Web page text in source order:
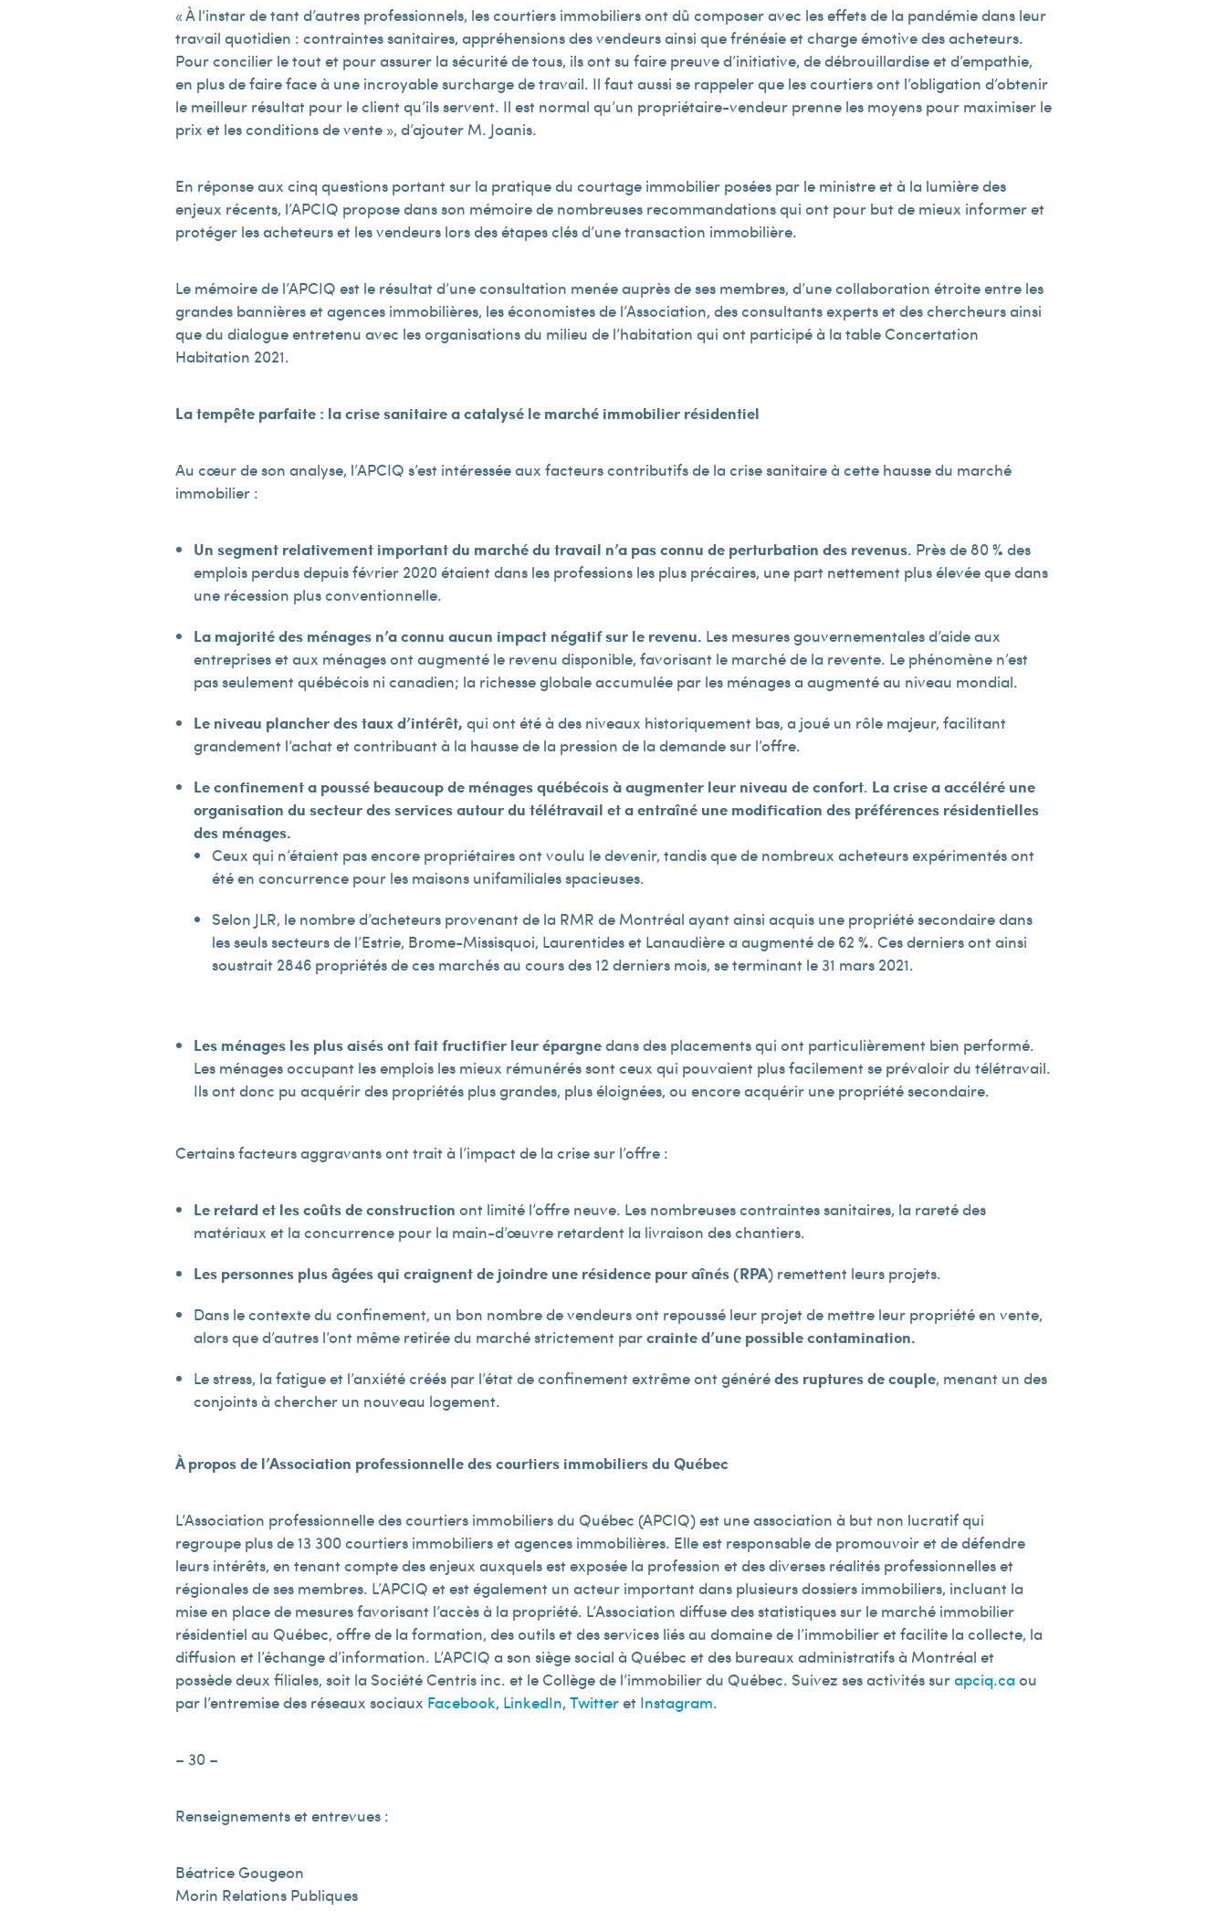
« À l‘instar de tant d’autres professionnels, les courtiers immobiliers ont dû composer avec les effets de la pandémie dans leur
travail quotidien : contraintes sanitaires, appréhensions des vendeurs ainsi que frénésie et charge émotive des acheteurs.
Pour concilier le tout et pour assurer la sécurité de tous, ils ont su faire preuve d’initiative, de débrouillardise et d’empathie,
en plus de faire face à une incroyable surcharge de travail. Il faut aussi se rappeler que les courtiers ont l’obligation d’obtenir
le meilleur résultat pour le client qu’ils servent. Il est normal qu’un propriétaire-vendeur prenne les moyens pour maximiser le
prix et les conditions de vente », d’ajouter M. Joanis.
En réponse aux cinq questions portant sur la pratique du courtage immobilier posées par le ministre et à la lumière des
enjeux récents, l’APCIQ propose dans son mémoire de nombreuses recommandations qui ont pour but de mieux informer et
protéger les acheteurs et les vendeurs lors des étapes clés d’une transaction immobilière.
Le mémoire de l’APCIQ est le résultat d’une consultation menée auprès de ses membres, d’une collaboration étroite entre les
grandes bannières et agences immobilières, les économistes de l’Association, des consultants experts et des chercheurs ainsi
que du dialogue entretenu avec les organisations du milieu de l’habitation qui ont participé à la table Concertation
Habitation 2021.
La tempête parfaite : la crise sanitaire a catalysé le marché immobilier résidentiel
Au cœur de son analyse, l’APCIQ s’est intéressée aux facteurs contributifs de la crise sanitaire à cette hausse du marché
immobilier :
Un segment relativement important du marché du travail n’a pas connu de perturbation des revenus. Près de 80 % des
emplois perdus depuis février 2020 étaient dans les professions les plus précaires, une part nettement plus élevée que dans
une récession plus conventionnelle.
La majorité des ménages n’a connu aucun impact négatif sur le revenu. Les mesures gouvernementales d’aide aux
entreprises et aux ménages ont augmenté le revenu disponible, favorisant le marché de la revente. Le phénomène n’est
pas seulement québécois ni canadien; la richesse globale accumulée par les ménages a augmenté au niveau mondial.
Le niveau plancher des taux d’intérêt, qui ont été à des niveaux historiquement bas, a joué un rôle majeur, facilitant
grandement l’achat et contribuant à la hausse de la pression de la demande sur l’offre.
Le confinement a poussé beaucoup de ménages québécois à augmenter leur niveau de confort. La crise a accéléré une
organisation du secteur des services autour du télétravail et a entraîné une modification des préférences résidentielles
des ménages.
Ceux qui n’étaient pas encore propriétaires ont voulu le devenir, tandis que de nombreux acheteurs expérimentés ont
été en concurrence pour les maisons unifamiliales spacieuses.
Selon JLR, le nombre d’acheteurs provenant de la RMR de Montréal ayant ainsi acquis une propriété secondaire dans
les seuls secteurs de l’Estrie, Brome-Missisquoi, Laurentides et Lanaudière a augmenté de 62 %. Ces derniers ont ainsi
soustrait 2 846 propriétés de ces marchés au cours des 12 derniers mois, se terminant le 31 mars 2021.
Les ménages les plus aisés ont fait fructifier leur épargnedans des placements qui ont particulièrement bien performé.
Les ménages occupant les emplois les mieux rémunérés sont ceux qui pouvaient plus facilement se prévaloir du télétravail.
Ils ont donc pu acquérir des propriétés plus grandes, plus éloignées, ou encore acquérir une propriété secondaire.
Certains facteurs aggravants ont trait à l’impact de la crise sur l’offre :
Le retard et les coûts de construction ont limité l’offre neuve. Les nombreuses contraintes sanitaires, la rareté des
matériaux et la concurrence pour la main-d’œuvre retardent la livraison des chantiers.
Les personnes plus âgées qui craignentde joindre une résidence pour aînés (RPA) remettent leurs projets.
Dans le contexte du confinement, un bon nombre de vendeurs ont repoussé leur projet de mettre leur propriété en vente,
alors que d’autres l’ont même retirée du marché strictement parcrainte d’une possible contamination.
Le stress, la fatigue et l’anxiété créés par l’état de confinement extrême ont générédes ruptures de couple, menant un des
conjoints à chercher un nouveau logement.
À propos de l’Association professionnelle des courtiers immobiliers du Québec
L’Association professionnelle des courtiers immobiliers du Québec (APCIQ) est une association à but non lucratif qui
regroupe plus de 13 300 courtiers immobiliers et agences immobilières. Elle est responsable de promouvoir et de défendre
leurs intérêts, en tenant compte des enjeux auxquels est exposée la profession et des diverses réalités professionnelles et
régionales de ses membres. L’APCIQ et est également un acteur important dans plusieurs dossiers immobiliers, incluant la
mise en place de mesures favorisant l’accès à la propriété. L’Association diffuse des statistiques sur le marché immobilier
résidentiel au Québec, offre de la formation, des outils et des services liés au domaine de l’immobilier et facilite la collecte, la
diffusion et l’échange d’information. L’APCIQ a son siège social à Québec et des bureaux administratifs à Montréal et
possède deux filiales, soit la Société Centris inc. et le Collège de l’immobilier du Québec. Suivez ses activités surapciq.caou
par l’entremise des réseaux sociaux Facebook, LinkedIn, Twitteret Instagram.
– 30 –
Renseignements et entrevues :
Béatrice Gougeon
Morin Relations Publiques